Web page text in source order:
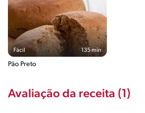
Fácil 135 min
Pão Preto
Avaliação da receita (1)